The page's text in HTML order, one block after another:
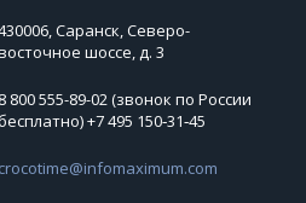
Саранск, Северо-
шоссе, д. 3
8 800 555-89-02 (звонок по России
+7 495 150‑31‑45
crocotime@infomaximum.com